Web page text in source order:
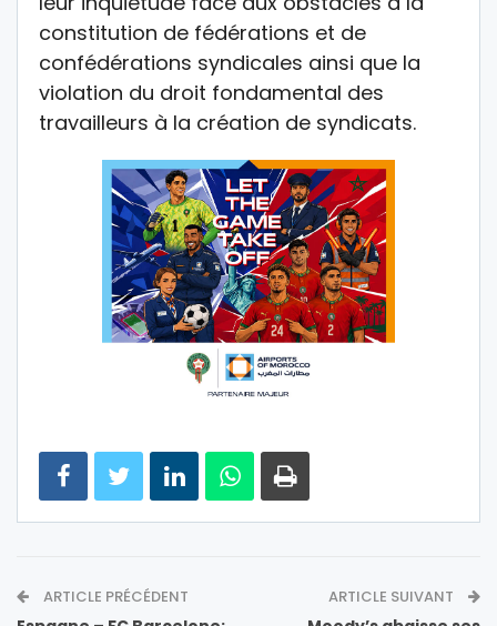
constitution de fédérations et de
confédérations syndicales ainsi que la
violation du droit fondamental des
travailleurs à la création de syndicats.
ARTICLE PRÉCÉDENT ARTICLE SUIVANT